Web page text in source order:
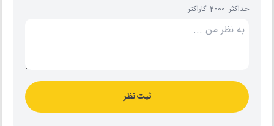
حداکثر 2000 کاراکتر
ثبت نظر